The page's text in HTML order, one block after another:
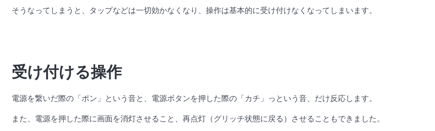
そうなってしまうと、タップなどは一切効かなくなり、操作は基本的に受け付けなくなってしまいます。
受け付ける操作
電源を繋いだ際の「ポン」という音と、電源ボタンを押した際の「カチ」っという音、だけ反応します。
また、電源を押した際に画面を消灯させること、再点灯（グリッチ状態に戻る）させることもできました。